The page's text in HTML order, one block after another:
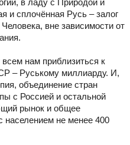
в ладу с Природой и
и сплочённая Русь – залог
вне зависимости от
нам приблизиться к
– Руському миллиарду. И,
объединение стран
с Россией и остальной
рынок и общее
населением не менее 400